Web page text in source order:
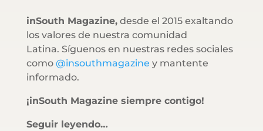
inSouth Magazine,desde el 2015 exaltando
los valores de nuestra comunidad
Latina. Síguenos en nuestras redes sociales
como @insouthmagazine y mantente
informado.
¡inSouth Magazine siempre contigo!
Seguir leyendo…